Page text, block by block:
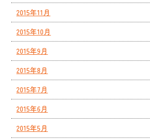
2015年11月
2015年10月
2015年9月
2015年8月
2015年7月
2015年6月
2015年5月